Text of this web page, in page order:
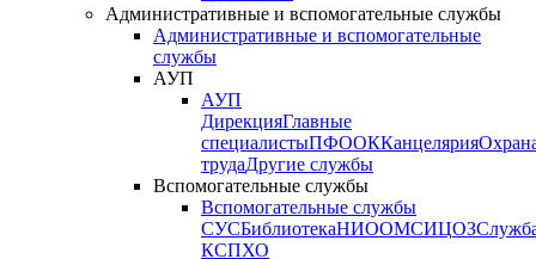
Административные и вспомогательные службы
Административные и вспомогательные
службы
АУП
АУП
ДирекцияГлавные
специалистыПФООККанцелярия
трудаДругие службы
Вспомогательные службы
Вспомогательные службы
СУСБиблиотекаНИООМСИЦОЗ
КСПХО